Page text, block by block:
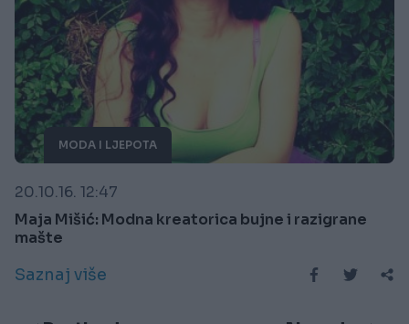
MODA I LJEPOTA
20.10.16. 12:47
Maja Mišić: Modna kreatorica bujne i razigrane
mašte
Saznaj više